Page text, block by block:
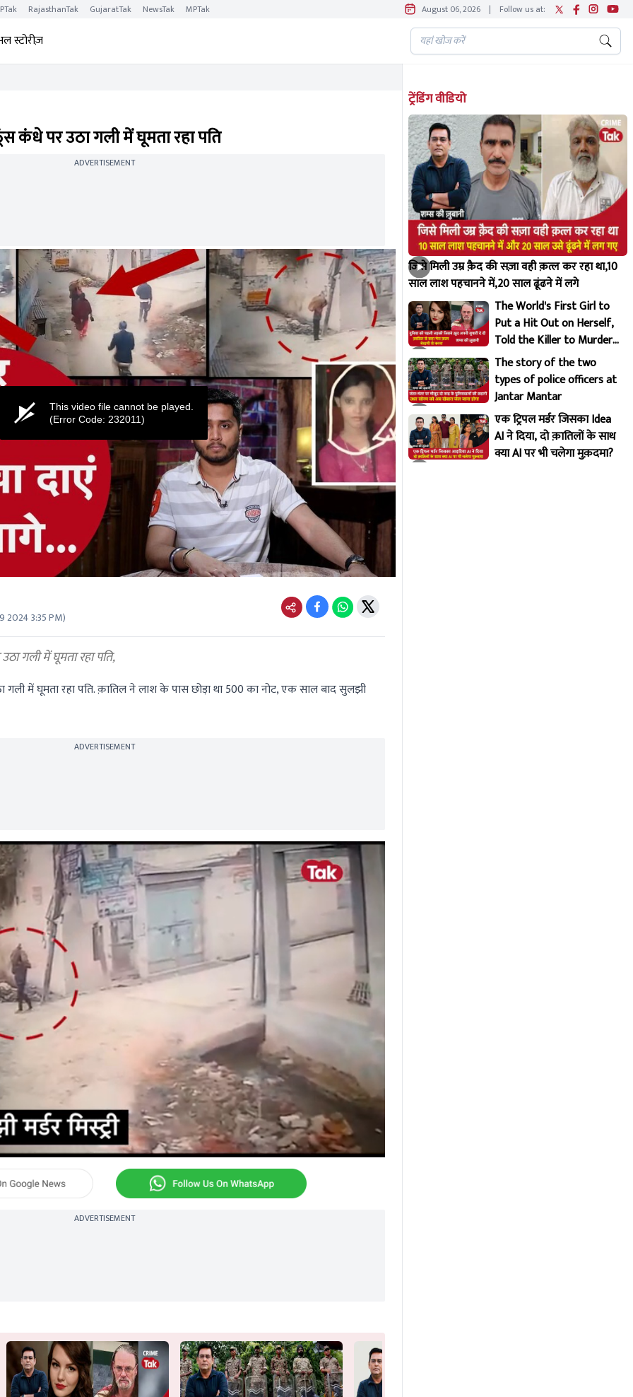
RajasthanTak GujaratTak NewsTak MPTak August 06, 2026 | Follow us at:
स्टोरीज़
कंधे पर उठा गली में घूमता रहा पति
ADVERTISEMENT
This video file cannot be played.
(Error Code: 232011)
2024 3:35 PM)
गली में घूमता रहा पति,
में घूमता रहा पति. क़ातिल ने लाश के पास छोड़ा था 500 का नोट, एक साल बाद सुलझी
ADVERTISEMENT
ADVERTISEMENT
ट्रेंडिंग वीडियो
जिसे मिली उम्र क़ैद की सज़ा वही क़त्ल कर रहा था,10
साल लाश पहचानने में,20 साल ढूंढने में लगे
The World's First Girl to
Put a Hit Out on Herself,
Told the Killer to Murder
Her Brutally
The story of the two
types of police officers at
Jantar Mantar
एक ट्रिपल मर्डर जिसका Idea
AI ने दिया, दो क़ातिलों के साथ
क्या AI पर भी चलेगा मुक़दमा?